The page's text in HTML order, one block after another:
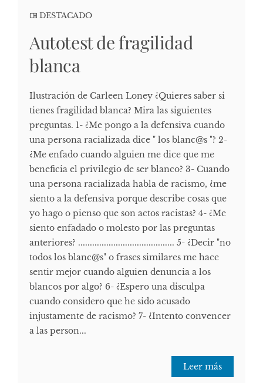
DESTACADO
Autotest de fragilidad
blanca
Ilustración de Carleen Loney ¿Quieres saber si
tienes fragilidad blanca? Mira las siguientes
preguntas. 1- ¿Me pongo a la defensiva cuando
una persona racializada dice " los blanc@s "? 2-
¿Me enfado cuando alguien me dice que me
beneficia el privilegio de ser blanco? 3- Cuando
una persona racializada habla de racismo, ¿me
siento a la defensiva porque describe cosas que
yo hago o pienso que son actos racistas? 4- ¿Me
siento enfadado o molesto por las preguntas
anteriores? ......................................... 5- ¿Decir "no
todos los blanc@s" o frases similares me hace
sentir mejor cuando alguien denuncia a los
blancos por algo? 6- ¿Espero una disculpa
cuando considero que he sido acusado
injustamente de racismo? 7- ¿Intento convencer
a las person...
Leer más